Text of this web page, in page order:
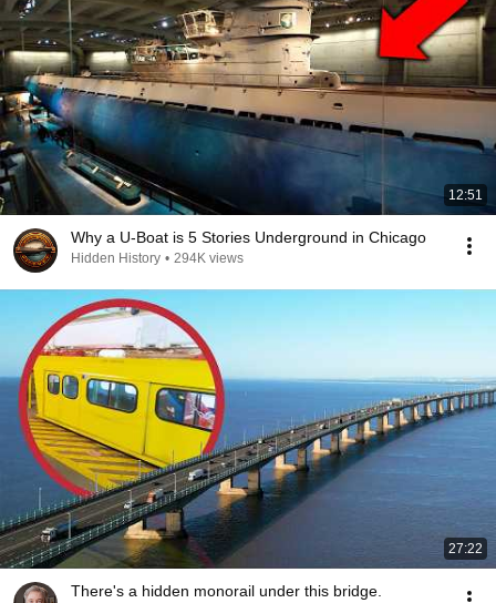
12:51
Why a U-Boat is 5 Stories Underground in Chicago
Hidden History • 294K views
27:22
There's a hidden monorail under this bridge.